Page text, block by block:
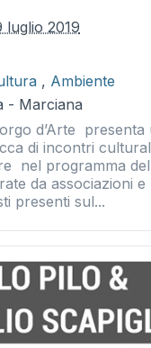
luglio 2019
, Ambiente
- Marciana
d’Arte presenta
di incontri
nel programma
da associazioni e
presenti sul...